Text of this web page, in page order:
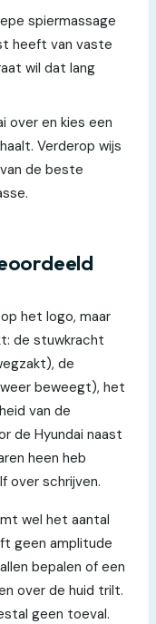
spiermassage
heeft van vaste
wil dat lang
over en kies een
Verderop wijs
de beste
het logo, maar
de stuwkracht
de
beweegt), het
van de
de Hyundai naast
heen heb
over schrijven.
wel het aantal
geen amplitude
bepalen of een
over de huid trilt.
geen toeval.